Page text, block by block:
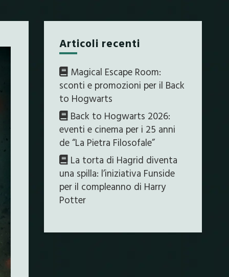
proprio alla fine
Articoli recenti
Magical Escape Room:
sconti e promozioni per il Back
to Hogwarts
Back to Hogwarts 2026:
eventi e cinema per i 25 anni
de “La Pietra Filosofale”
La torta di Hagrid diventa
una spilla: l’iniziativa Funside
per il compleanno di Harry
Potter